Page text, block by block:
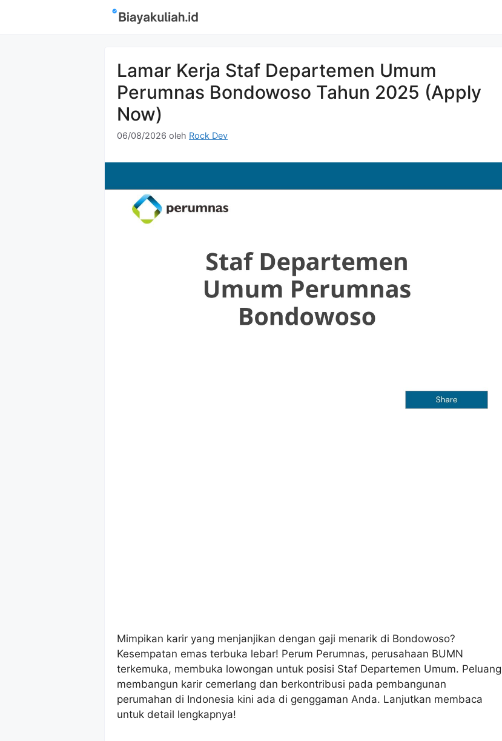
Lamar Kerja Staf Departemen Umum
Perumnas Bondowoso Tahun 2025 (Apply
Now)
06/08/2026 oleh Rock Dev
Mimpikan karir yang menjanjikan dengan gaji menarik di Bondowoso?
Kesempatan emas terbuka lebar! Perum Perumnas, perusahaan BUMN
terkemuka, membuka lowongan untuk posisi Staf Departemen Umum. Peluang
membangun karir cemerlang dan berkontribusi pada pembangunan
perumahan di Indonesia kini ada di genggaman Anda. Lanjutkan membaca
untuk detail lengkapnya!